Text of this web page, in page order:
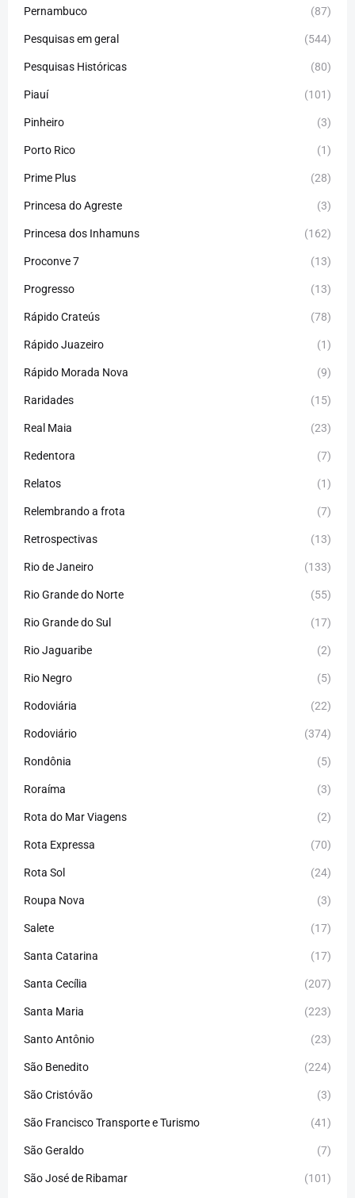
Pernambuco (87)
Pesquisas em geral (544)
Pesquisas Históricas (80)
Piauí (101)
Pinheiro (3)
Porto Rico (1)
Prime Plus (28)
Princesa do Agreste (3)
Princesa dos Inhamuns (162)
Proconve 7 (13)
Progresso (13)
Rápido Crateús (78)
Rápido Juazeiro (1)
Rápido Morada Nova (9)
Raridades (15)
Real Maia (23)
Redentora (7)
Relatos (1)
Relembrando a frota (7)
Retrospectivas (13)
Rio de Janeiro (133)
Rio Grande do Norte (55)
Rio Grande do Sul (17)
Rio Jaguaribe (2)
Rio Negro (5)
Rodoviária (22)
Rodoviário (374)
Rondônia (5)
Roraíma (3)
Rota do Mar Viagens (2)
Rota Expressa (70)
Rota Sol (24)
Roupa Nova (3)
Salete (17)
Santa Catarina (17)
Santa Cecília (207)
Santa Maria (223)
Santo Antônio (23)
São Benedito (224)
São Cristóvão (3)
São Francisco Transporte e Turismo (41)
São Geraldo (7)
São José de Ribamar (101)